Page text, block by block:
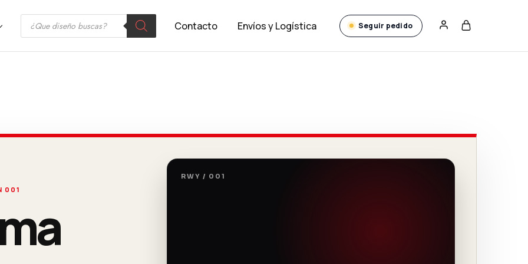
Contacto Envíos y Logística Seguir pedido
001
RWY / 001